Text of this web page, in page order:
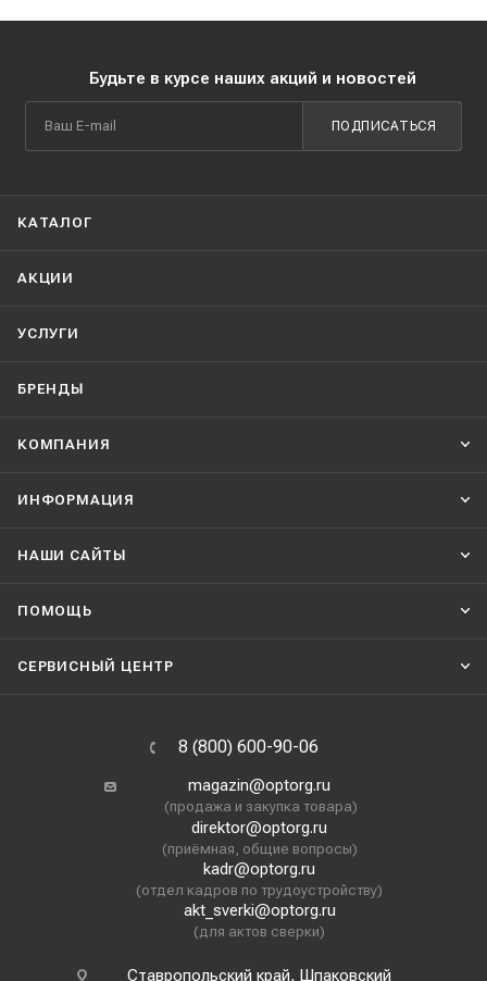
Будьте в курсе наших акций и новостей
ПОДПИСАТЬСЯ
КАТАЛОГ
АКЦИИ
УСЛУГИ
БРЕНДЫ
КОМПАНИЯ
ИНФОРМАЦИЯ
НАШИ CАЙТЫ
ПОМОЩЬ
СЕРВИСНЫЙ ЦЕНТР
8 (800) 600-90-06
magazin@optorg.ru
(продажа и закупка товара)
direktor@optorg.ru
(приёмная, общие вопросы)
kadr@optorg.ru
(отдел кадров по трудоустройству)
akt_sverki@optorg.ru
(для актов сверки)
Ставропольский край, Шпаковский